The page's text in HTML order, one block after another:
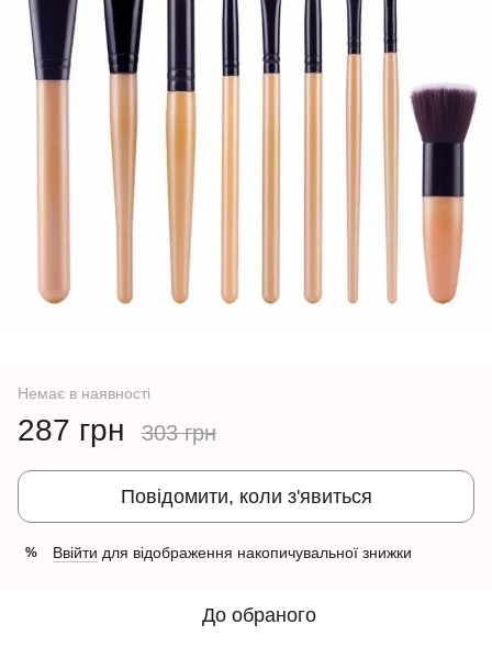
Немає в наявності
287 грн 303 грн
Повідомити, коли з'явиться
% Ввійти для відображення накопичувальної знижки
До обраного